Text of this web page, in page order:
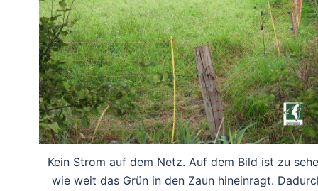
Kein Strom auf dem Netz. Auf dem Bild ist zu
wie weit das Grün in den Zaun hineinragt.